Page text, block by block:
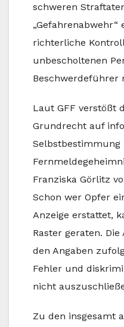
schweren
„Gefahrenabwehr“
richterliche
unbescholtenen
Beschwerdeführer
Laut GFF verstößt
Grundrecht auf
Selbstbestimmung
Franziska Görlitz
Schon wer Opfer
Anzeige erstattet,
Raster geraten.
den Angaben
Fehler und
nicht
Zu den insgesamt